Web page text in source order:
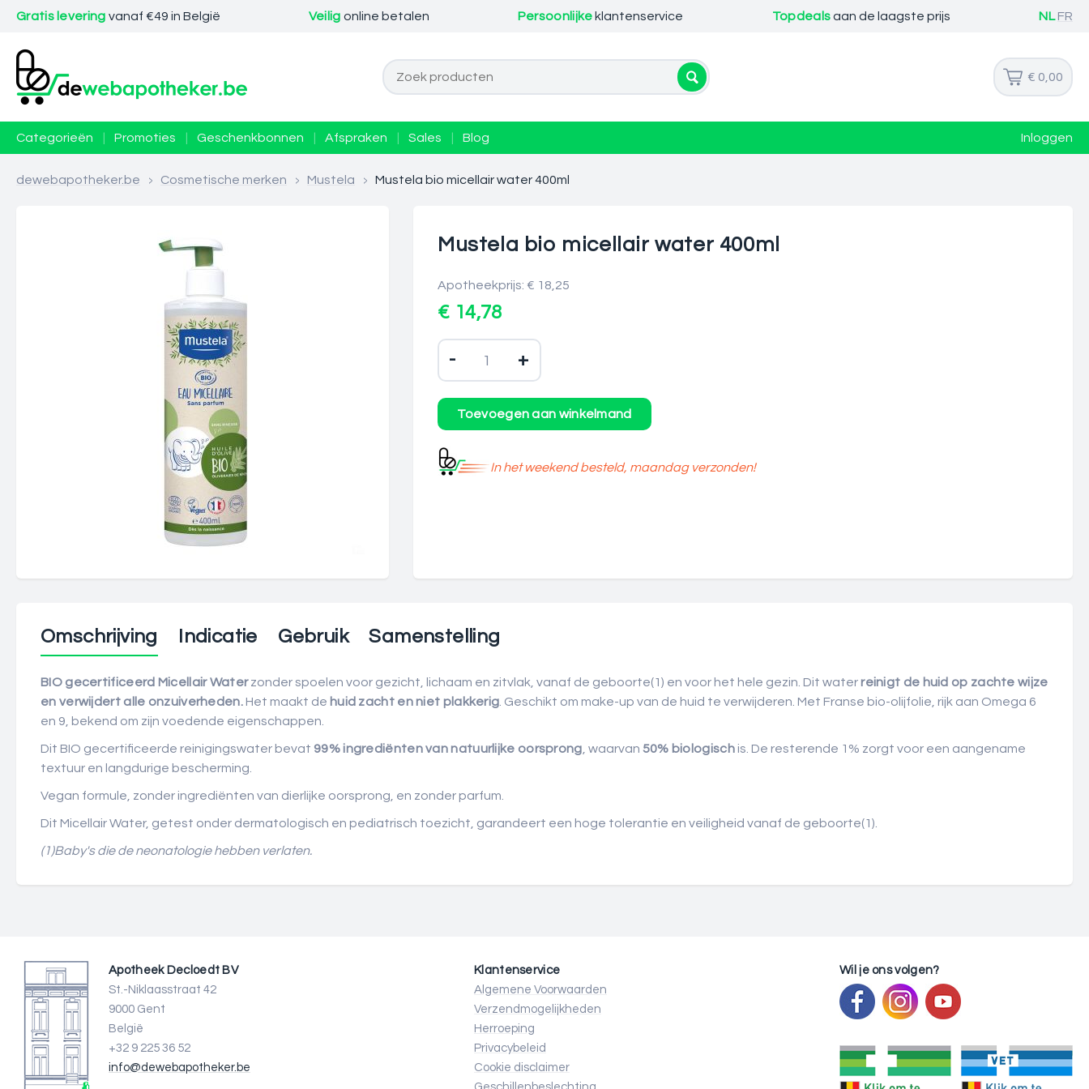
Gratis levering vanaf €49 in België Veilig online betalen Persoonlijke klantenservice Topdealsaan de laagste prijs NL FR
€ 0,00
Categorieën Promoties Geschenkbonnen Afspraken Sales Blog Inloggen
dewebapotheker.be > Cosmetische merken > Mustela > Mustela bio micellair water 400ml
Mustela bio micellair water 400ml
Apotheekprijs: € 18,25
€ 14,78
- +
In het weekend besteld, maandag verzonden!
Omschrijving Indicatie Gebruik Samenstelling
BIO gecertificeerd Micellair Waterzonder spoelen voor gezicht, lichaam en zitvlak, vanaf de geboorte(1) en voor het hele gezin. Dit waterreinigt de huid op zachte wijze
en verwijdert alle onzuiverheden.Het maakt de huid zacht en niet plakkerig . Geschikt om make-up van de huid te verwijderen. Met Franse bio-olijfolie, rijk aan Omega 6
en 9, bekend om zijn voedende eigenschappen.
Dit BIO gecertificeerde reinigingswater bevat 99% ingrediënten van natuurlijke oorsprong , waarvan 50% biologischis. De resterende 1% zorgt voor een aangename
textuur en langdurige bescherming.
Vegan formule, zonder ingrediënten van dierlijke oorsprong, en zonder parfum.
Dit Micellair Water, getest onder dermatologisch en pediatrisch toezicht, garandeert een hoge tolerantie en veiligheid vanaf de geboorte(1)
(1)Baby's die de neonatologie hebben verlaten.
Apotheek Decloedt BV
St.-Niklaasstraat 42
9000 Gent
België
+32 9 225 36 52
info@dewebapotheker.be
Klantenservice
Algemene Voorwaarden
Verzendmogelijkheden
Herroeping
Privacybeleid
Cookie disclaimer
Wil je ons volgen?